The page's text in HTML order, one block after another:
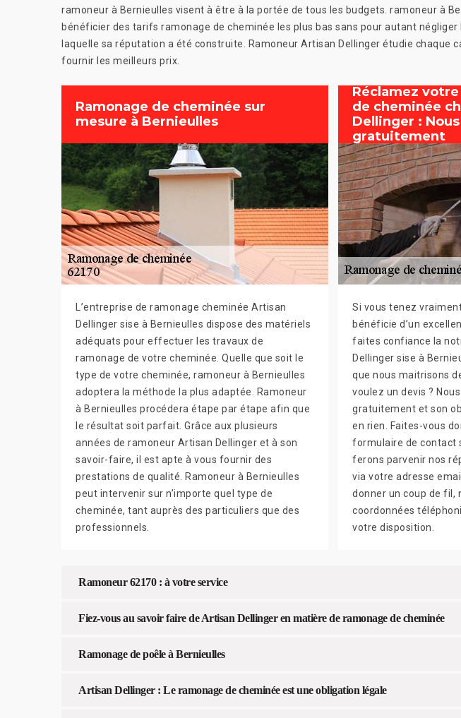
ramoneur à Bernieulles visent à être à la portée de tous les budgets. ramoneur à
bénéficier des tarifs ramonage de cheminée les plus bas sans pour autant
laquelle sa réputation a été construite. Ramoneur Artisan Dellinger étudie chaque
fournir les meilleurs prix.
Ramonage de cheminée sur
mesure à Bernieulles
L’entreprise de ramonage cheminée Artisan
Dellinger sise à Bernieulles dispose des matériels
adéquats pour effectuer les travaux de
ramonage de votre cheminée. Quelle que soit le
type de votre cheminée, ramoneur à Bernieulles
adoptera la méthode la plus adaptée. Ramoneur
à Bernieulles procédera étape par étape afin que
le résultat soit parfait. Grâce aux plusieurs
années de ramoneur Artisan Dellinger et à son
savoir-faire, il est apte à vous fournir des
prestations de qualité. Ramoneur à Bernieulles
peut intervenir sur n’importe quel type de
cheminée, tant auprès des particuliers que des
professionnels.
Réclamez
de cheminée
Dellinger :
gratuitement
Si vous tenez
bénéficie d’un
faites confiance la
Dellinger sise à
que nous maitrisons
voulez un devis ?
gratuitement et son
en rien. Faites-vous
formulaire de contact
ferons parvenir nos
via votre adresse
donner un coup de fil,
coordonnées
votre disposition.
Ramoneur 62170 : à votre service
Fiez-vous au savoir faire de Artisan Dellinger en matière de ramonage de cheminée
Ramonage de poêle à Bernieulles
Artisan Dellinger : Le ramonage de cheminée est une obligation légale